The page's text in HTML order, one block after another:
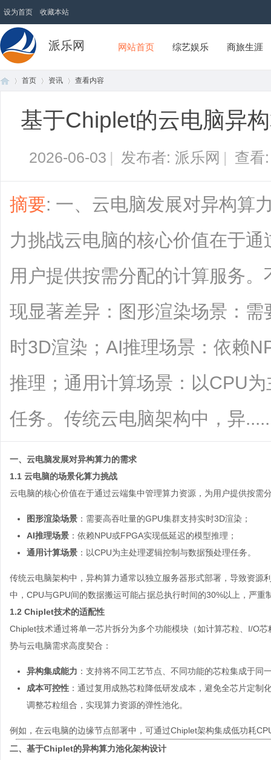
设为首页 收藏本站
派乐网 网站首页 综艺娱乐 商旅生涯
首页 资讯 查看内容
基于Chiplet的云电脑异
2026-06-03 | 发布者: 派乐网 | 查
摘要: 一、云电脑发展对异构算
力挑战云电脑的核心价值在于
用户提供按需分配的计算服务
现显著差异：图形渲染场景：
时3D渲染；AI推理场景：依赖
推理；通用计算场景：以CPU
任务。传统云电脑架构中，异
一、云电脑发展对异构算力的需求
1.1 云电脑的场景化算力挑战
云电脑的核心价值在于通过云端集中管理算力资源，为用户提供按
图形渲染场景 ：需要高吞吐量的GPU集群支持实时3D渲染；
AI推理场景 ：依赖NPU或FPGA实现低延迟的模型推理；
通用计算场景 ：以CPU为主处理逻辑控制与数据预处理任务。
传统云电脑架构中，异构算力通常以独立服务器形式部署，导致资源
中，CPU与GPU间的数据搬运可能占据总执行时间的30%以上，严重
1.2 Chiplet技术的适配性
Chiplet技术通过将单一芯片拆分为多个功能模块（如计算芯粒、I/O
势与云电脑需求高度契合：
异构集成能力 ：支持将不同工艺节点、不同功能的芯粒集成于同
成本可控性 ：通过复用成熟芯粒降低研发成本，避免全芯片定制
调整芯粒组合，实现算力资源的弹性池化。
例如，在云电脑的边缘节点部署中，可通过Chiplet架构集成低功耗
二、基于Chiplet的异构算力池化架构设计